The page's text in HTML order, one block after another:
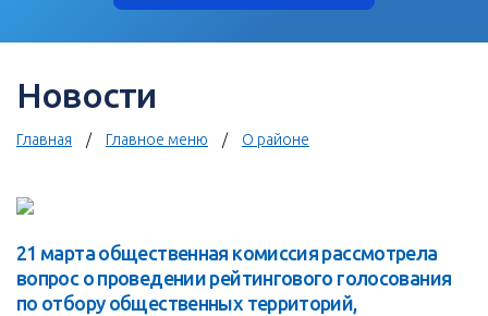
Новости
Главная Главное меню О районе
21 марта общественная комиссия рассмотрела
вопрос о проведении рейтингового голосования
по отбору общественных территорий,